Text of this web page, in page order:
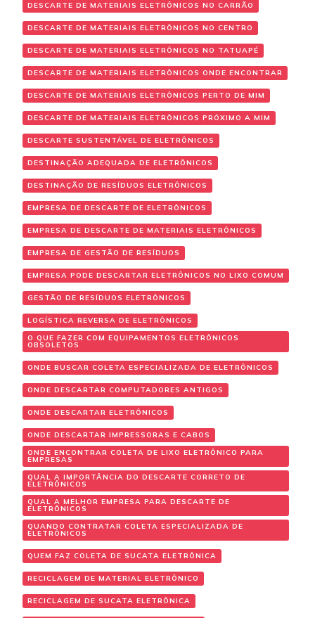
DESCARTE DE MATERIAIS ELETRÔNICOS NO CARRÃO
DESCARTE DE MATERIAIS ELETRÔNICOS NO CENTRO
DESCARTE DE MATERIAIS ELETRÔNICOS NO TATUAPÉ
DESCARTE DE MATERIAIS ELETRÔNICOS ONDE ENCONTRAR
DESCARTE DE MATERIAIS ELETRÔNICOS PERTO DE MIM
DESCARTE DE MATERIAIS ELETRÔNICOS PRÓXIMO A MIM
DESCARTE SUSTENTÁVEL DE ELETRÔNICOS
DESTINAÇÃO ADEQUADA DE ELETRÔNICOS
DESTINAÇÃO DE RESÍDUOS ELETRÔNICOS
EMPRESA DE DESCARTE DE ELETRÔNICOS
EMPRESA DE DESCARTE DE MATERIAIS ELETRÔNICOS
EMPRESA DE GESTÃO DE RESÍDUOS
EMPRESA PODE DESCARTAR ELETRÔNICOS NO LIXO COMUM
GESTÃO DE RESÍDUOS ELETRÔNICOS
LOGÍSTICA REVERSA DE ELETRÔNICOS
O QUE FAZER COM EQUIPAMENTOS ELETRÔNICOS
OBSOLETOS
ONDE BUSCAR COLETA ESPECIALIZADA DE ELETRÔNICOS
ONDE DESCARTAR COMPUTADORES ANTIGOS
ONDE DESCARTAR ELETRÔNICOS
ONDE DESCARTAR IMPRESSORAS E CABOS
ONDE ENCONTRAR COLETA DE LIXO ELETRÔNICO PARA
EMPRESAS
QUAL A IMPORTÂNCIA DO DESCARTE CORRETO DE
ELETRÔNICOS
QUAL A MELHOR EMPRESA PARA DESCARTE DE
ELETRÔNICOS
QUANDO CONTRATAR COLETA ESPECIALIZADA DE
ELETRÔNICOS
QUEM FAZ COLETA DE SUCATA ELETRÔNICA
RECICLAGEM DE MATERIAL ELETRÔNICO
RECICLAGEM DE SUCATA ELETRÔNICA